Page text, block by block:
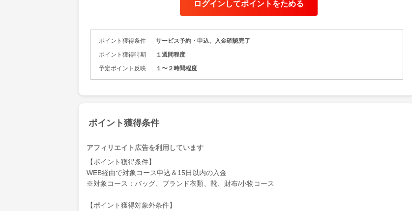
カンタン・安心・ネットで送料無料で注文出来る皮革製品・ブランド品
クリーニングの宅配サービスです。
のリナビス』おせっかいな熟練職人が
大切な想いが詰まった皮革・ブランド品バック（鞄）・財布・靴・革ジ
特徴はなんといっても、『おせっかいな』な、おばちゃんおっちゃん職
【シミや汚れ、色移りでのお困り事】
創業59年の老舗クリーニング会社が運営しているので、高級な大切な皮
ログインしてポイントをためる
ポイント獲得条件
サービス予約・申込、入金確認完了
ポイント獲得時期
１週間程度
予定ポイント反映
１〜２時間程度
ポイント獲得条件
アフィリエイト広告を利用しています
【ポイント獲得条件】
WEB経由で対象コース申込＆15日以内の入金
※対象コース：バッグ、ブランド衣類、靴、財布/小物コース
【ポイント獲得対象外条件】